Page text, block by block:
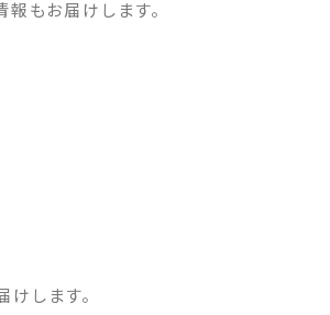
もお届けします。
します。